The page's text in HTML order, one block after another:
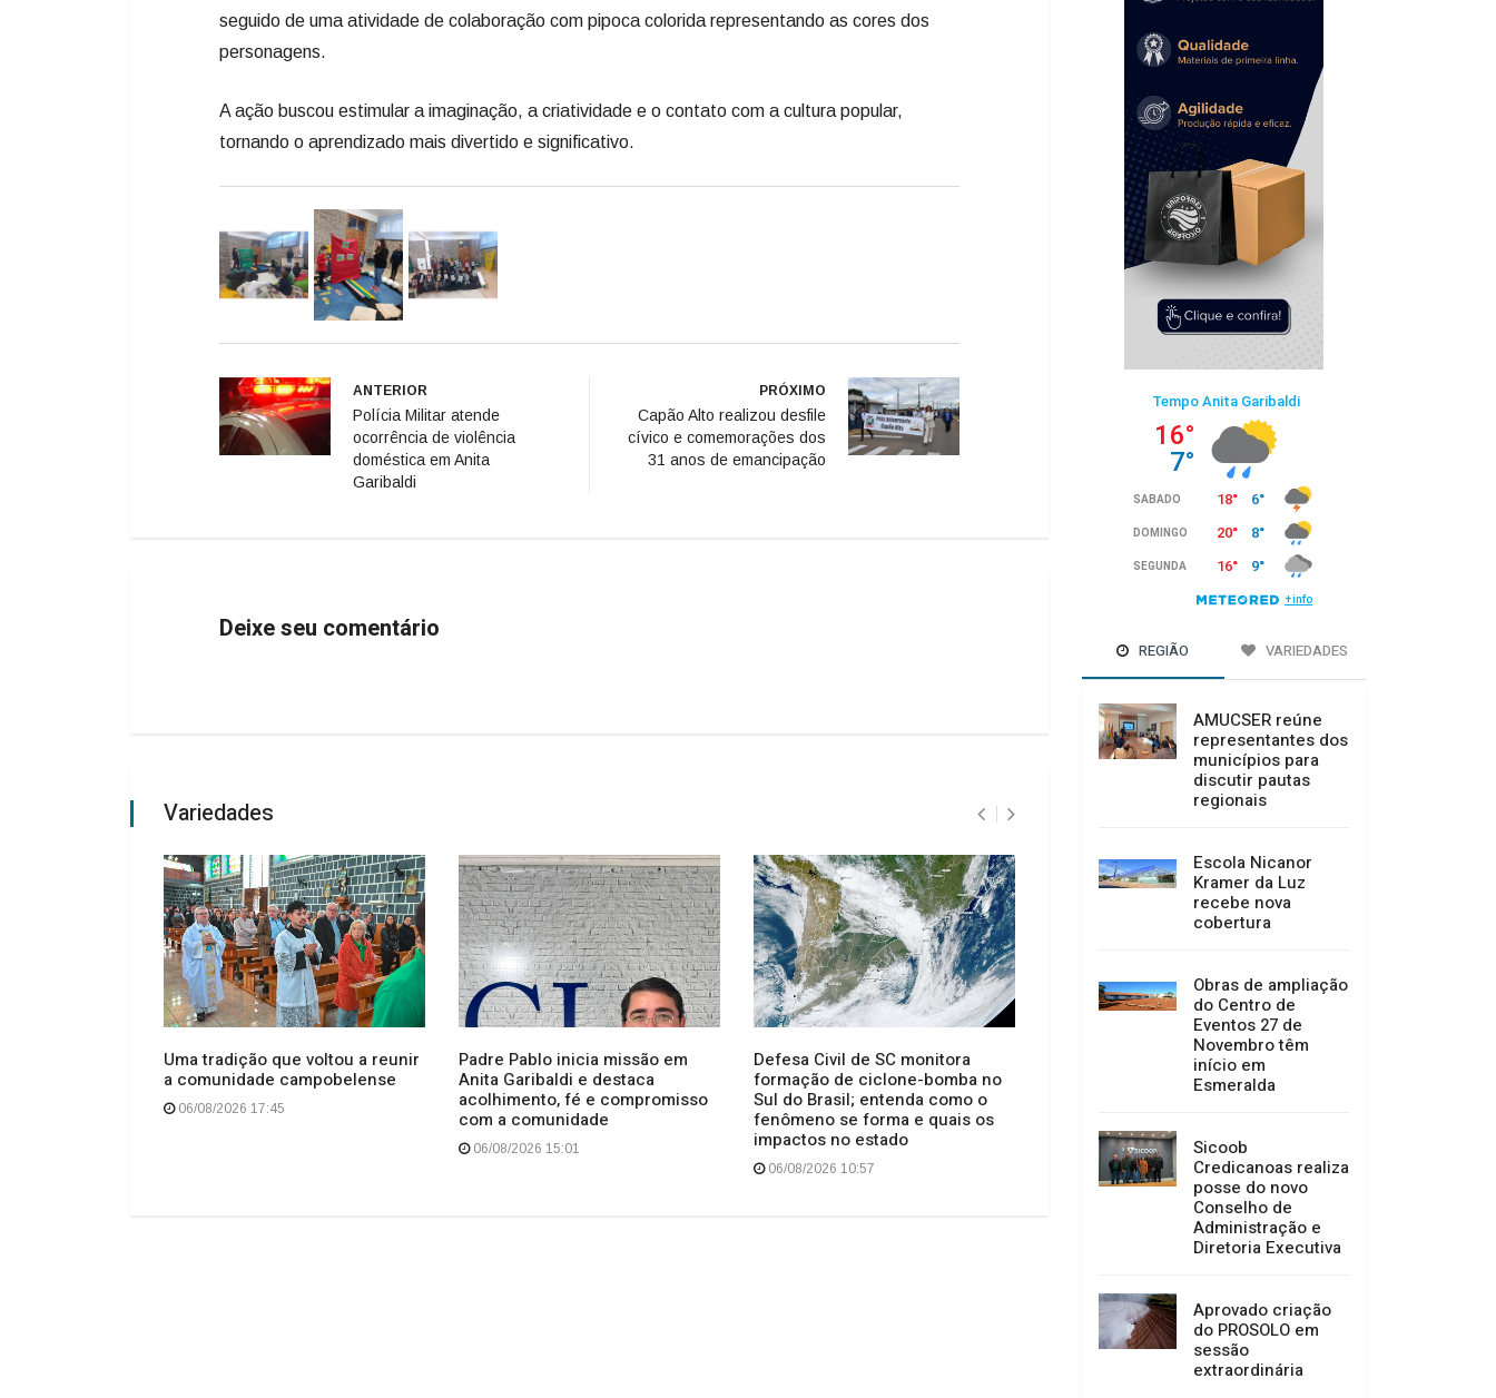
seguido de uma atividade de colaboração com pipoca colorida representando as cores dos
personagens.
A ação buscou estimular a imaginação, a criatividade e o contato com a cultura popular,
tornando o aprendizado mais divertido e significativo.
ANTERIOR
Polícia Militar atende
ocorrência de violência
doméstica em Anita
Garibaldi
PRÓXIMO
Capão Alto realizou desfile
cívico e comemorações dos
31 anos de emancipação
Deixe seu comentário
Variedades
Uma tradição que voltou a reunir
a comunidade campobelense
06/08/2026 17:45
Padre Pablo inicia missão em
Anita Garibaldi e destaca
acolhimento, fé e compromisso
com a comunidade
06/08/2026 15:01
Defesa Civil de SC monitora
formação de ciclone-bomba no
Sul do Brasil; entenda como o
fenômeno se forma e quais os
impactos no estado
06/08/2026 10:57
Agosto Lilás: Promotor de
Justiça inicia ciclo de palestras
de Campo Belo do Sul
06/08/2026 09:41
REGIÃO VARIEDADES
AMUCSER reúne
representantes dos
municípios para
discutir pautas
regionais
Escola Nicanor
Kramer da Luz
recebe nova
cobertura
Obras de ampliação
do Centro de
Eventos 27 de
Novembro têm
início em
Esmeralda
Sicoob
Credicanoas realiza
posse do novo
Conselho de
Administração e
Diretoria Executiva
Aprovado criação
do PROSOLO em
sessão
extraordinária